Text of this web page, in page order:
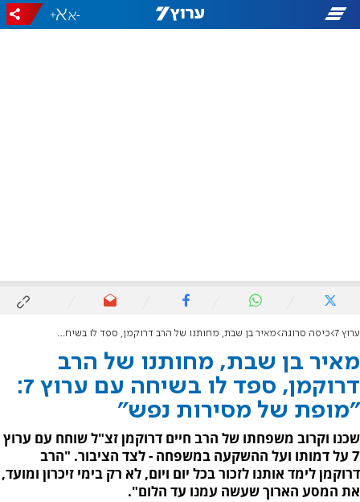
-
+
ערוץ 7 כיפה סרוגה מאיר בן שבת, מחותנו של הרב דרוקמן, ספד לו בשיחה עם ערוץ 7: "מופת של מסירות נפש"
מאיר בן שבת, מחותנו של הרב
דרוקמן, ספד לו בשיחה עם ערוץ 7:
"מופת של מסירות נפש"
שכנו וקרוב משפחתו של הרב חיים דרוקמן זצ"ל שוחח עם ערוץ
7 על דמותו ועל ההשקעה במשפחה - לצד הציבור. "הרב
דרוקמן לימד אותנו לזכור בכל יום ויום, לא רק בימי זיכרון ומועד,
את המסע הארוך שעשה עמנו עד הלום".